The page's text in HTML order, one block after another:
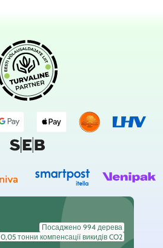
Посаджено 994 дерева
0,05 тонни компенсації викидів CO2